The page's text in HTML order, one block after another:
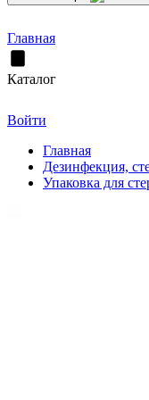
Главная
Каталог
Войти
Главная
Дезинфекция,
Упаковка для